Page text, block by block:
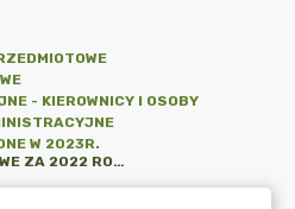
- KIEROWNICY I OSOBY
W 2023R.
OŚWIADCZENIE MAJĄTKOWE ZA 2022 ROK - KAROL LIPSKI - DYREKTOR OŚRODKA SPORTU I REKREACJI - STAN NA DZIEŃ 31.12.2022R